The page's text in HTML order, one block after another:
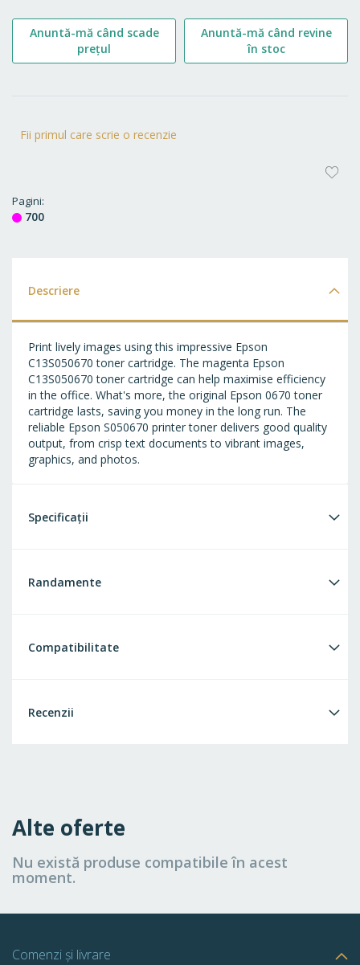
Fii primul care scrie o recenzie
Pagini
700
Anuntă-mă când scade
prețul
Anuntă-mă când revine
în stoc
Descriere
Print lively images using this impressive Epson
C13S050670 toner cartridge. The magenta Epson
C13S050670 toner cartridge can help maximise efficiency
in the office. What's more, the original Epson 0670 toner
cartridge lasts, saving you money in the long run. The
reliable Epson S050670 printer toner delivers good quality
output, from crisp text documents to vibrant images,
graphics, and photos.
Specificații
Randamente
Compatibilitate
Recenzii
Alte oferte
Nu există produse compatibile în acest
moment.
Comenzi și livrare